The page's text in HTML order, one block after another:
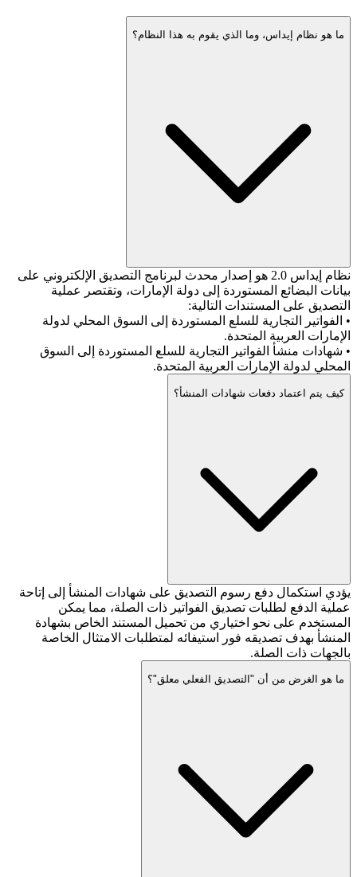
ما هو نظام إيداس، وما الذي يقوم به هذا النظام؟
نظام إيداس 2.0 هو إصدار محدث لبرنامج التصديق الإلكتروني على
بيانات البضائع المستوردة إلى دولة الإمارات، وتقتصر عملية
التصديق على المستندات التالية:
• الفواتير التجارية للسلع المستوردة إلى السوق المحلي لدولة
الإمارات العربية المتحدة.
• شهادات منشأ الفواتير التجارية للسلع المستوردة إلى السوق
المحلي لدولة الإمارات العربية المتحدة.
كيف يتم اعتماد دفعات شهادات المنشأ؟
يؤدي استكمال دفع رسوم التصديق على شهادات المنشأ إلى إتاحة
عملية الدفع لطلبات تصديق الفواتير ذات الصلة، مما يمكن
المستخدم على نحو اختياري من تحميل المستند الخاص بشهادة
المنشأ بهدف تصديقه فور استيفائه لمتطلبات الامتثال الخاصة
بالجهات ذات الصلة.
ما هو الغرض من أن "التصديق الفعلي معلق"؟